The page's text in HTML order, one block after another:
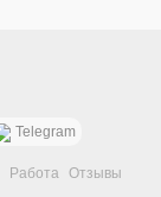
Telegram
Работа Отзывы